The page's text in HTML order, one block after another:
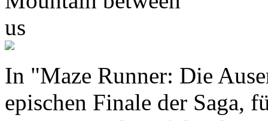
In "Maze Runner: Die
epischen Finale der Saga,